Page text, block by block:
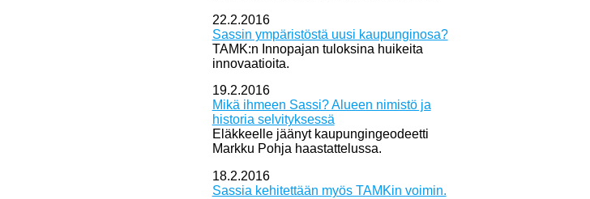
22.2.2016
Sassin ympäristöstä uusi kaupunginosa?
TAMK:n Innopajan tuloksina huikeita
innovaatioita.
19.2.2016
Mikä ihmeen Sassi? Alueen nimistö ja
historia selvityksessä
Eläkkeelle jäänyt kaupungingeodeetti
Markku Pohja haastattelussa.
18.2.2016
Sassia kehitettään myös TAMKin voimin.